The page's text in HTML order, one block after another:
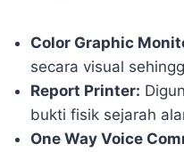
Color Graphic
secara visual
Report Printer:
bukti fisik sejarah
One Way Voice